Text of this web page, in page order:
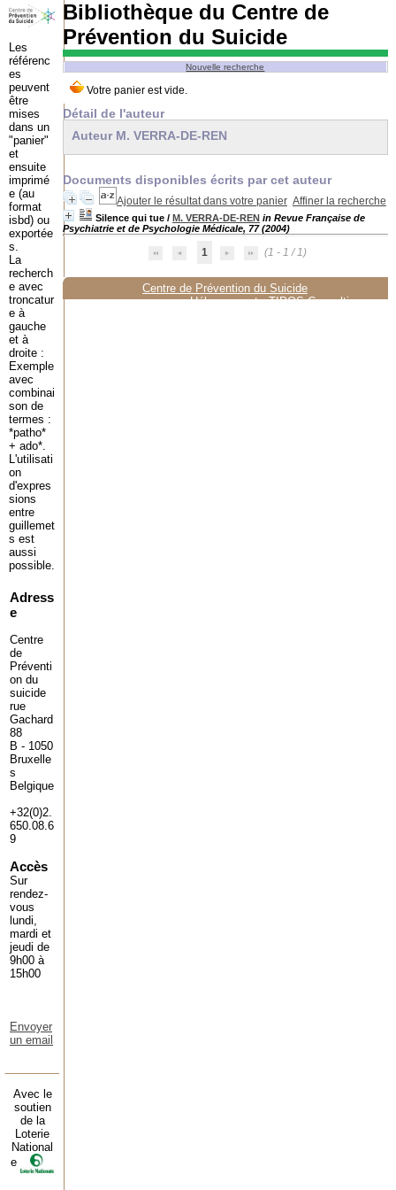
Bibliothèque du Centre de
Prévention du Suicide
Nouvelle recherche
Détail de l'auteur
Auteur M. VERRA-DE-REN
Documents disponibles écrits par cet auteur
Ajouter le résultat dans votre panier Affiner la recherche
Silence qui tue/ M. VERRA-DE-REN in Revue Française de
Psychiatrie et de Psychologie Médicale, 77 (2004)
1 (1 - 1 / 1)
Centre de Prévention du Suicide
Hébergement :TIPOS Consulting
Les
référenc
es
peuvent
être
mises
dans un
"panier"
et
ensuite
imprimé
e (au
format
isbd) ou
exportée
s.
La
recherch
e avec
troncatur
e à
gauche
et à
droite :
Exemple
avec
combinai
son de
termes :
*patho*
+ ado*.
L'utilisati
on
d'expres
sions
entre
guillemet
s est
aussi
possible.
Adress
e
Centre
de
Préventi
on du
suicide
rue
Gachard
88
B - 1050
Bruxelle
s
Belgique
+32(0)2.
650.08.6
9
Accès
Sur
rendez-
vous
lundi,
mardi et
jeudi de
9h00 à
15h00
Envoyer
un email
Avec le
soutien
de la
Loterie
National
e